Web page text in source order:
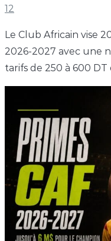
12
Le Club Africain vise
2026-2027 avec une
tarifs de 250 à 600